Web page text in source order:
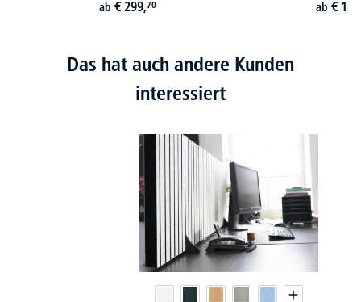
ab € 299,70 ab €
Das hat auch andere Kunden
interessiert